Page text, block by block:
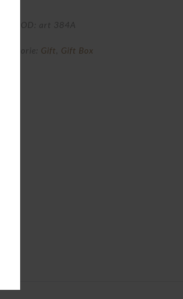
COD: art 384A
Categorie: Gift Gift Box